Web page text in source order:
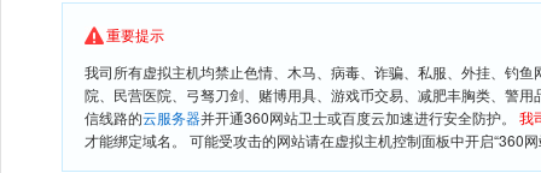
重要提示
我司所有虚拟主机均禁止色情、木马、病毒、诈骗、私服、外挂、钓
院、民营医院、弓驽刀剑、赌博用具、游戏币交易、减肥丰胸类、警
信线路的云服务器并开通360网站卫士或百度云加速进行安全防护。 我
才能绑定域名。 可能受攻击的网站请在虚拟主机控制面板中开启“360